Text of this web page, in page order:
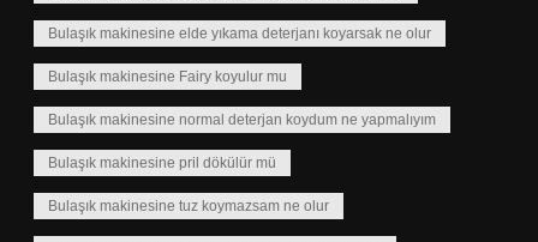
Bulaşık makinesine elde yıkama deterjanı koyarsak ne olur
Bulaşık makinesine Fairy koyulur mu
Bulaşık makinesine normal deterjan koydum ne yapmalıyım
Bulaşık makinesine pril dökülür mü
Bulaşık makinesine tuz koymazsam ne olur